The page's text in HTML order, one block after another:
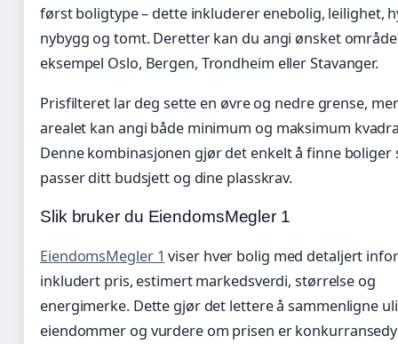
først boligtype – dette inkluderer enebolig, leilighet,
nybygg og tomt. Deretter kan du angi ønsket
eksempel Oslo, Bergen, Trondheim eller Stavanger.
Prisfilteret lar deg sette en øvre og nedre grense,
arealet kan angi både minimum og maksimum
Denne kombinasjonen gjør det enkelt å finne boliger
passer ditt budsjett og dine plasskrav.
Slik bruker du EiendomsMegler 1
EiendomsMegler 1 viser hver bolig med detaljert
inkludert pris, estimert markedsverdi, størrelse og
energimerke. Dette gjør det lettere å sammenligne
eiendommer og vurdere om prisen er